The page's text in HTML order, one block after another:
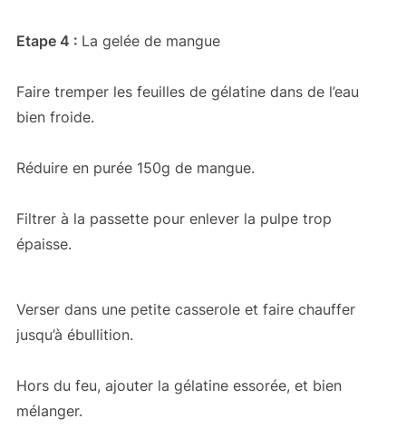
Etape 4 : La gelée de mangue
Faire tremper les feuilles de gélatine dans de l’eau
bien froide.
Réduire en purée 150g de mangue.
Filtrer à la passette pour enlever la pulpe trop
épaisse.
Verser dans une petite casserole et faire chauffer
jusqu’à ébullition.
Hors du feu, ajouter la gélatine essorée, et bien
mélanger.